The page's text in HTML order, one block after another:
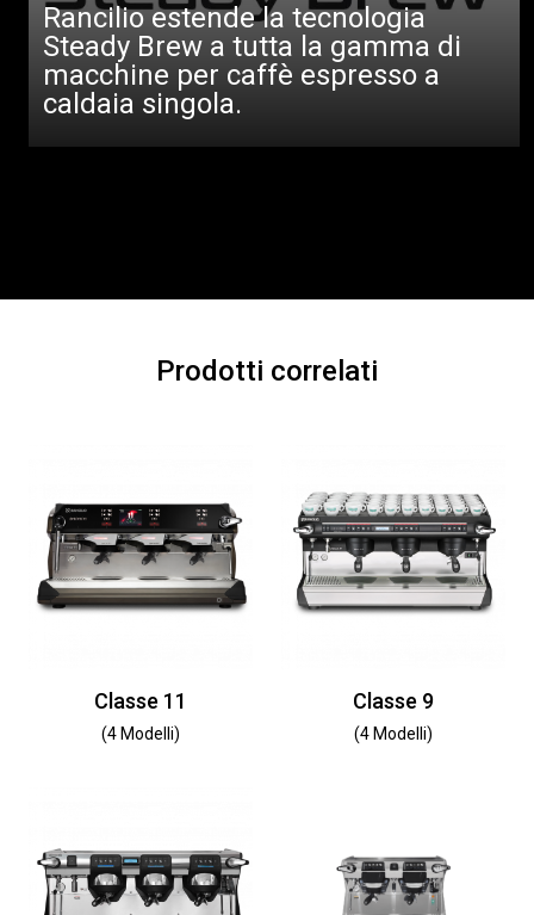
Rancilio estende la tecnologia
Steady Brew a tutta la gamma di
macchine per caffè espresso a
caldaia singola.
Prodotti correlati
Classe 11
(4 Modelli)
Classe 9
(4 Modelli)